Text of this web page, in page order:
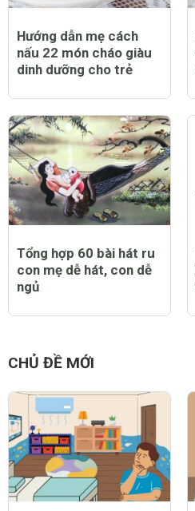
Hướng dẫn mẹ cách
nấu 22 món cháo giàu
dinh dưỡng cho trẻ
Tổng hợp 60 bài hát ru
con mẹ dễ hát, con dễ
ngủ
CHỦ ĐỀ MỚI